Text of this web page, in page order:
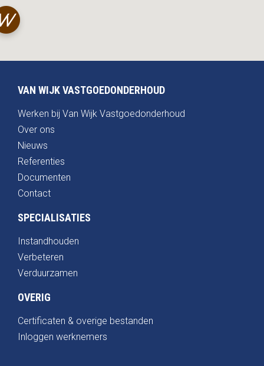
VAN WIJK VASTGOEDONDERHOUD
Werken bij Van Wijk Vastgoedonderhoud
Over ons
Nieuws
Referenties
Documenten
Contact
SPECIALISATIES
Instandhouden
Verbeteren
Verduurzamen
OVERIG
Certificaten & overige bestanden
Inloggen werknemers